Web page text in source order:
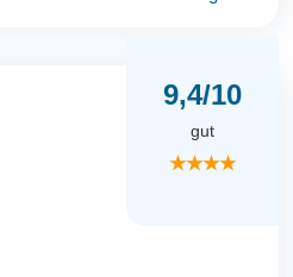
9,4/10
gut
★★★★